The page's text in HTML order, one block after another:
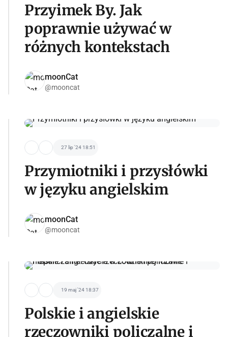
Przyimek By. Jak
poprawnie używać w
różnych kontekstach
moonCat
@mooncat
27 lip '24 18:51
Przymiotniki i przysłówki
w języku angielskim
moonCat
@mooncat
19 maj '24 18:37
Polskie i angielskie
rzeczowniki policzalne i